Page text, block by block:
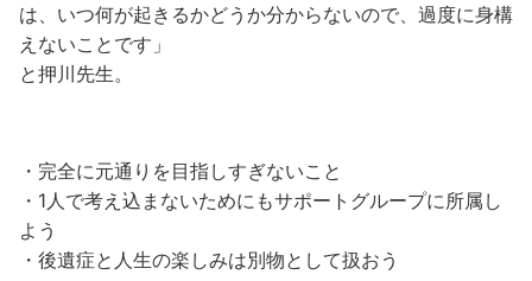
は、いつ何が起きるかどうか分からないので、過度に身構
えないことです」
と押川先生。
・完全に元通りを目指しすぎないこと
・1人で考え込まないためにもサポートグループに所属し
よう
・後遺症と人生の楽しみは別物として扱おう